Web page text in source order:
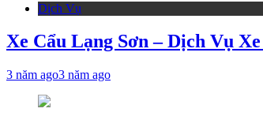
Dịch Vụ
Xe Cẩu Lạng Sơn – Dịch Vụ
3 năm ago3 năm ago